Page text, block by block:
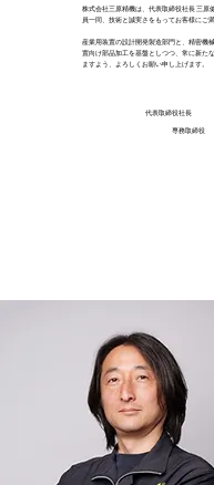
株式会社三原精機は、代表取締役社長 三原
員一同、技術と誠実さをもってお客様にご
産業用装置の設計開発製造部門と、精密機
置向け部品加工を基盤としつつ、常に新た
ますよう、よろしくお願い申し上げます。
代表取締役社長
専務取締役